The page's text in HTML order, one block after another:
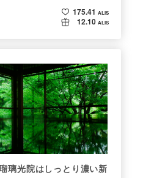
175.41 ALIS
12.10 ALIS
璃光院はしっとり濃い新